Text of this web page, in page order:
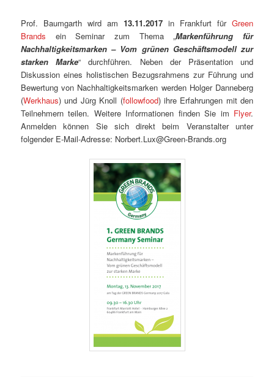
Prof. Baumgarth wird am 13.11.2017 in Frankfurt für Green
Brands ein Seminar zum Thema „Markenführung für
Nachhaltigkeitsmarken – Vom grünen Geschäftsmodell zur
starken Marke“ durchführen. Neben der Präsentation und
Diskussion eines holistischen Bezugsrahmens zur Führung und
Bewertung von Nachhaltigkeitsmarken werden Holger Danneberg
(Werkhaus) und Jürg Knoll (followfood) ihre Erfahrungen mit den
Teilnehmern teilen. Weitere Informationen finden Sie im Flyer.
Anmelden können Sie sich direkt beim Veranstalter unter
folgender E-Mail-Adresse: Norbert.Lux@Green-Brands.org